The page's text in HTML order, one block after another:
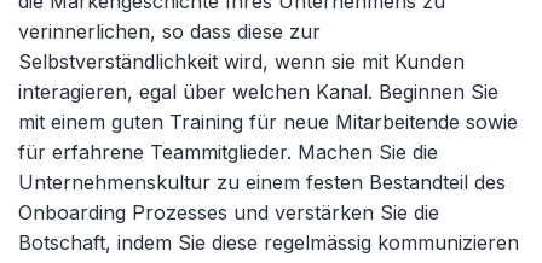
verinnerlichen, so dass diese zur
Selbstverständlichkeit wird, wenn sie mit Kunden
interagieren, egal über welchen Kanal. Beginnen Sie
mit einem guten Training für neue Mitarbeitende sowie
für erfahrene Teammitglieder. Machen Sie die
Unternehmenskultur zu einem festen Bestandteil des
Onboarding Prozesses und verstärken Sie die
Botschaft, indem Sie diese regelmässig kommunizieren